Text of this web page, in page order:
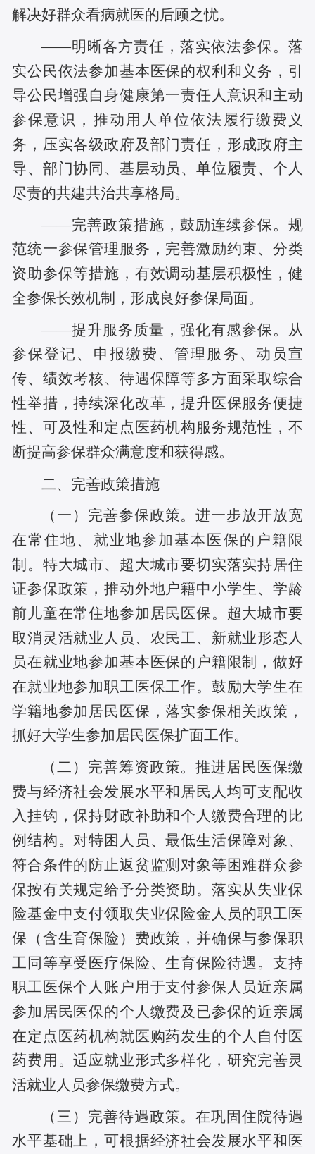
解决好群众看病就医的后顾之忧。
——明晰各方责任，落实依法参保。落
实公民依法参加基本医保的权利和义务，引
导公民增强自身健康第一责任人意识和主动
参保意识，推动用人单位依法履行缴费义
务，压实各级政府及部门责任，形成政府主
导、部门协同、基层动员、单位履责、个人
尽责的共建共治共享格局。
——完善政策措施，鼓励连续参保。规
范统一参保管理服务，完善激励约束、分类
资助参保等措施，有效调动基层积极性，健
全参保长效机制，形成良好参保局面。
——提升服务质量，强化有感参保。从
参保登记、申报缴费、管理服务、动员宣
传、绩效考核、待遇保障等多方面采取综合
性举措，持续深化改革，提升医保服务便捷
性、可及性和定点医药机构服务规范性，不
断提高参保群众满意度和获得感。
二、完善政策措施
（一）完善参保政策。进一步放开放宽
在常住地、就业地参加基本医保的户籍限
制。特大城市、超大城市要切实落实持居住
证参保政策，推动外地户籍中小学生、学龄
前儿童在常住地参加居民医保。超大城市要
取消灵活就业人员、农民工、新就业形态人
员在就业地参加基本医保的户籍限制，做好
在就业地参加职工医保工作。鼓励大学生在
学籍地参加居民医保，落实参保相关政策，
抓好大学生参加居民医保扩面工作。
（二）完善筹资政策。推进居民医保缴
费与经济社会发展水平和居民人均可支配收
入挂钩，保持财政补助和个人缴费合理的比
例结构。对特困人员、最低生活保障对象、
符合条件的防止返贫监测对象等困难群众参
保按有关规定给予分类资助。落实从失业保
险基金中支付领取失业保险金人员的职工医
保（含生育保险）费政策，并确保与参保职
工同等享受医疗保险、生育保险待遇。支持
职工医保个人账户用于支付参保人员近亲属
参加居民医保的个人缴费及已参保的近亲属
在定点医药机构就医购药发生的个人自付医
药费用。适应就业形式多样化，研究完善灵
活就业人员参保缴费方式。
（三）完善待遇政策。在巩固住院待遇
水平基础上，可根据经济社会发展水平和医